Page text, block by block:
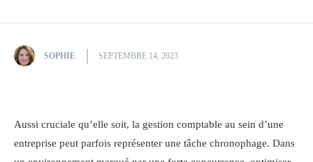
SOPHIE SEPTEMBRE 14, 2023
Aussi cruciale qu’elle soit, la gestion comptable au sein d’une
entreprise peut parfois représenter une tâche chronophage. Dans